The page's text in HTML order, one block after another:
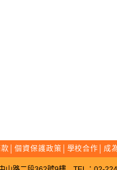
│個資保護政策 學校合作 │成